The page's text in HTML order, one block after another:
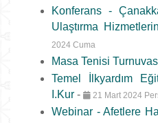
Konferans -
Ulaştırma
2024 Cuma
Masa Tenisi
Temel İlkyardım
I.Kur - 21 Mart 2024
Webinar - Afetlere